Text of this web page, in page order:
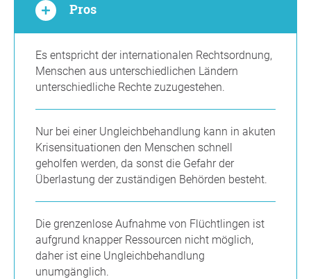
Pros
Es entspricht der internationalen Rechtsordnung,
Menschen aus unterschiedlichen Ländern
unterschiedliche Rechte zuzugestehen.
Nur bei einer Ungleichbehandlung kann in akuten
Krisensituationen den Menschen schnell
geholfen werden, da sonst die Gefahr der
Überlastung der zuständigen Behörden besteht.
Die grenzenlose Aufnahme von Flüchtlingen ist
aufgrund knapper Ressourcen nicht möglich,
daher ist eine Ungleichbehandlung
unumgänglich.